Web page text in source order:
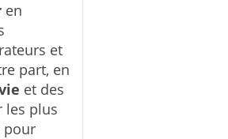
en
et
part, en
et des
les plus
pour